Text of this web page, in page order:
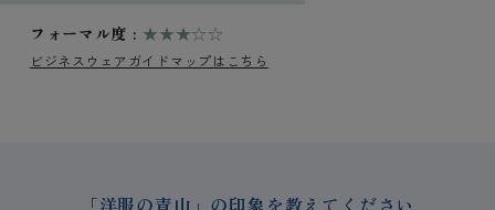
フォーマル度 : ★★★☆☆
ビジネスウェアガイドマップはこちら
「洋服の青山」の印象を教えてください